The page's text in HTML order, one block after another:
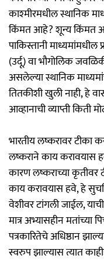
काश्‍मीरमधील स्थानिक
किंमत आहे? शून्य किंमत
पाकिस्तानी
(उर्दू) वा भौगोलिक
असलेल्या स्थानिक
तितकीशी खुली नाही, हे
आव्हानाची व्याप्ती किती
भारतीय लष्करावर
लष्कराने काय करावयास
कारण लष्कराच्या
काय करावयास हवे, हे
वेशीवर टांगली जाईल,
मात्र अभ्यासहीन मतांच्या
पत्रकारितेचे अधिष्ठान
स्वरुप झाल्यास त्यात